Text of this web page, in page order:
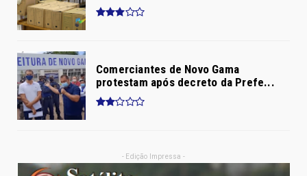
Comerciantes de Novo Gama
protestam após decreto da Prefe...
- Edição Impressa -